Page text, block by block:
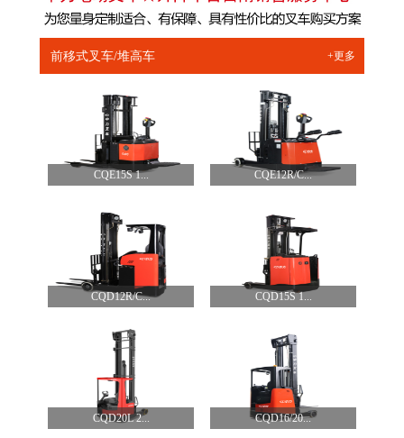
前移式叉车/堆高车 +更多
CQE15S 1... CQE12R/C...
CQD12R/C... CQD15S 1...
CQD20L 2... CQD16/20...